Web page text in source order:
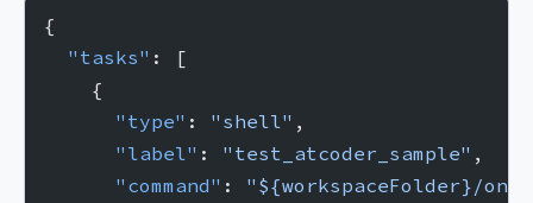
{
  "tasks"
: [
    {
      "type"
: "shell" ,
      "label"
: "test_atcoder_sample" ,
      "command"
: "${workspaceFolder}/